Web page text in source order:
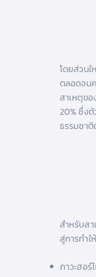
โดยส่วน
ตลอดจน
สาเหตุขอ
20% ซึ่ง
ธรรมชา
สำหรับส
สู่การทำ
ภาวะฮอ